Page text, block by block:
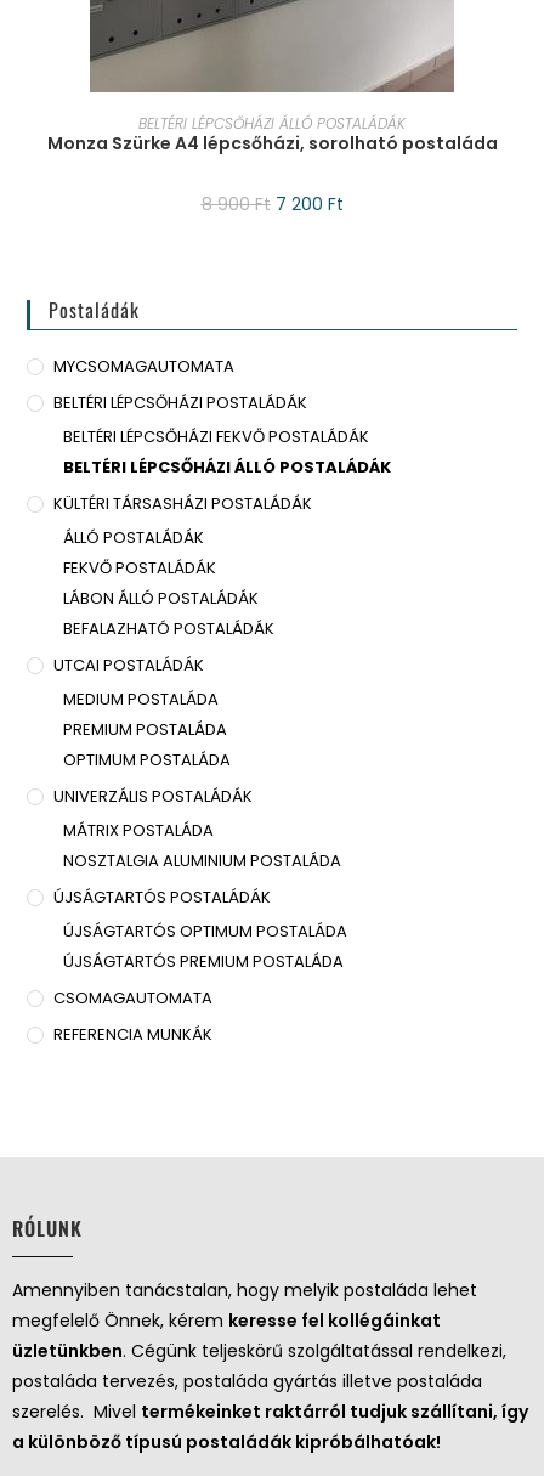
KOSÁRBA TESZEM
BELTÉRI LÉPCSŐHÁZI ÁLLÓ POSTALÁDÁK
Monza Szürke A4 lépcsőházi, sorolható postaláda
8 900Ft 7 200 Ft
Postaládák
MYCSOMAGAUTOMATA
BELTÉRI LÉPCSŐHÁZI POSTALÁDÁK
BELTÉRI LÉPCSŐHÁZI FEKVŐ POSTALÁDÁK
BELTÉRI LÉPCSŐHÁZI ÁLLÓ POSTALÁDÁK
KÜLTÉRI TÁRSASHÁZI POSTALÁDÁK
ÁLLÓ POSTALÁDÁK
FEKVŐ POSTALÁDÁK
LÁBON ÁLLÓ POSTALÁDÁK
BEFALAZHATÓ POSTALÁDÁK
UTCAI POSTALÁDÁK
MEDIUM POSTALÁDA
PREMIUM POSTALÁDA
OPTIMUM POSTALÁDA
UNIVERZÁLIS POSTALÁDÁK
MÁTRIX POSTALÁDA
NOSZTALGIA ALUMINIUM POSTALÁDA
ÚJSÁGTARTÓS POSTALÁDÁK
ÚJSÁGTARTÓS OPTIMUM POSTALÁDA
ÚJSÁGTARTÓS PREMIUM POSTALÁDA
CSOMAGAUTOMATA
REFERENCIA MUNKÁK
RÓLUNK
Amennyiben tanácstalan, hogy melyik postaláda lehet
megfelelő Önnek, kérem keresse fel kollégáinkat
üzletünkben. Cégünk teljeskörű szolgáltatással rendelkezi,
postaláda tervezés, postaláda gyártás illetve postaláda
szerelés. Mivel termékeinket raktárról tudjuk szállítani, így
a különböző típusú postaládák kipróbálhatóak!